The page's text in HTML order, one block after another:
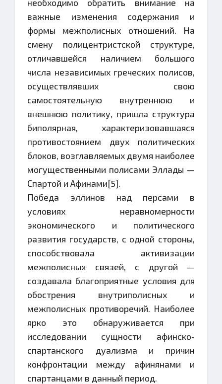
необходимо обратить внимание на
важные изменения содержания и
формы межполисных отношений. На
смену полицентристской структуре,
отличавшейся наличием большого
числа независимых греческих полисов,
осуществлявших свою
самостоятельную внутреннюю и
внешнюю политику, пришла структура
биполярная, характеризовавшаяся
противостоянием двух политических
блоков, возглавляемых двумя наиболее
могущественными полисами Эллады —
Спартой и Афинами[5].
Победа эллинов над персами в
условиях неравномерности
экономического и политического
развития государств, с одной стороны,
способствовала активизации
межполисных связей, с другой —
создавала благоприятные условия для
обострения внутриполисных и
межполисных противоречий. Наиболее
ярко это обнаруживается при
исследовании сущности афинско-
спартанского дуализма и причин
конфронтации между афинянами и
спартанцами в данный период.